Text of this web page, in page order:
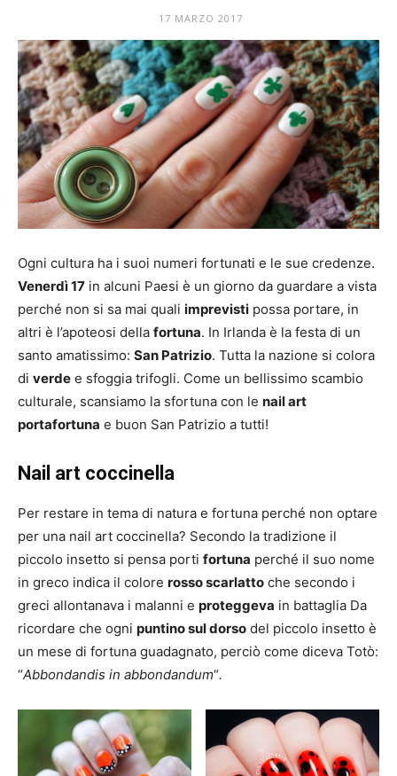
Mania
17 MARZO 2017
Ogni cultura ha i suoi numeri fortunati e le sue credenze.
Venerdì 17 in alcuni Paesi è un giorno da guardare a vista
perché non si sa mai quali imprevisti possa portare, in
altri è l’apoteosi della fortuna. In Irlanda è la festa di un
santo amatissimo: San Patrizio. Tutta la nazione si colora
di verde e sfoggia trifogli. Come un bellissimo scambio
culturale, scansiamo la sfortuna con le nail art
portafortuna e buon San Patrizio a tutti!
Nail art coccinella
Per restare in tema di natura e fortuna perché non optare
per una nail art coccinella? Secondo la tradizione il
piccolo insetto si pensa porti fortuna perché il suo nome
in greco indica il colore rosso scarlatto che secondo i
greci allontanava i malanni e proteggeva in battaglia Da
ricordare che ogni puntino sul dorso del piccolo insetto è
un mese di fortuna guadagnato, perciò come diceva Totò:
“Abbondandis in abbondandum“.